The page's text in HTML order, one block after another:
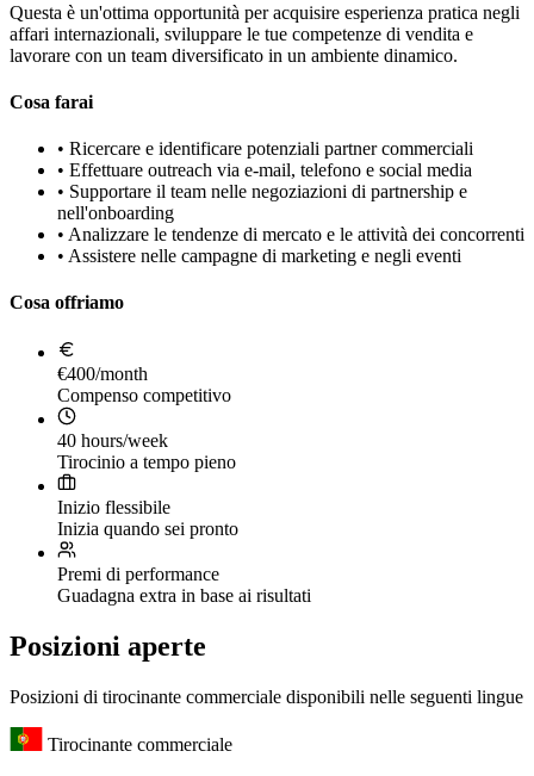
Questa è un'ottima opportunità per acquisire esperienza pratica negli
affari internazionali, sviluppare le tue competenze di vendita e
lavorare con un team diversificato in un ambiente dinamico.
Cosa farai
• Ricercare e identificare potenziali partner commerciali
• Effettuare outreach via e-mail, telefono e social media
• Supportare il team nelle negoziazioni di partnership e
nell'onboarding
• Analizzare le tendenze di mercato e le attività dei concorrenti
• Assistere nelle campagne di marketing e negli eventi
Cosa offriamo
€400/month
Compenso competitivo
40 hours/week
Tirocinio a tempo pieno
Inizio flessibile
Inizia quando sei pronto
Premi di performance
Guadagna extra in base ai risultati
Posizioni aperte
Posizioni di tirocinante commerciale disponibili nelle seguenti lingue
Tirocinante commerciale